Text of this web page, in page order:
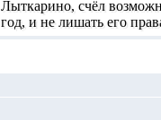
Лыткарино, счёл
год, и не лишать его